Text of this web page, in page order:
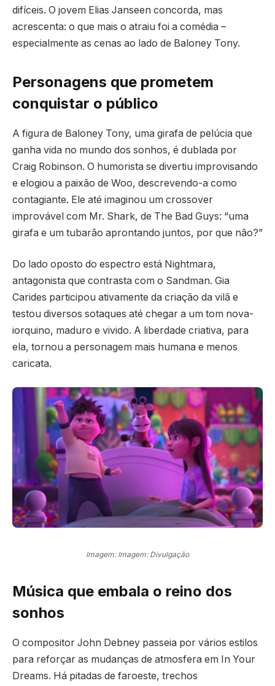
difíceis. O jovem Elias Janseen concorda, mas
acrescenta: o que mais o atraiu foi a comédia –
especialmente as cenas ao lado de Baloney Tony.
Personagens que prometem
conquistar o público
A figura de Baloney Tony, uma girafa de pelúcia que
ganha vida no mundo dos sonhos, é dublada por
Craig Robinson. O humorista se divertiu improvisando
e elogiou a paixão de Woo, descrevendo-a como
contagiante. Ele até imaginou um crossover
improvável com Mr. Shark, de The Bad Guys: “uma
girafa e um tubarão aprontando juntos, por que não?”
Do lado oposto do espectro está Nightmara,
antagonista que contrasta com o Sandman. Gia
Carides participou ativamente da criação da vilã e
testou diversos sotaques até chegar a um tom nova-
iorquino, maduro e vivido. A liberdade criativa, para
ela, tornou a personagem mais humana e menos
caricata.
Imagem: Imagem: Divulgação
Música que embala o reino dos
sonhos
O compositor John Debney passeia por vários estilos
para reforçar as mudanças de atmosfera em In Your
Dreams. Há pitadas de faroeste, trechos